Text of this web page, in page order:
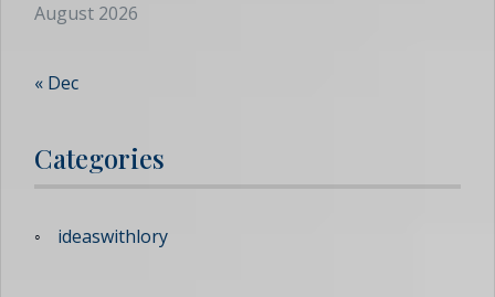
August 2026
« Dec
Categories
ideaswithlory